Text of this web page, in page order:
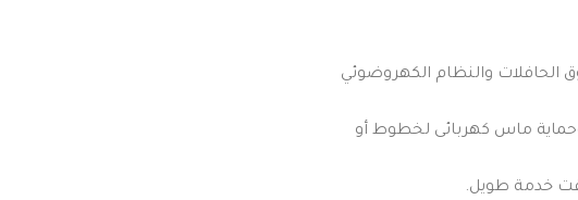
والنظام الكهروضوئي
ماس كهربائى لخطوط أو
خدمة طويل.